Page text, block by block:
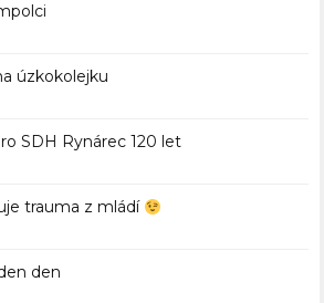
úzkokolejku
SDH Rynárec 120 let
trauma z mládí
den